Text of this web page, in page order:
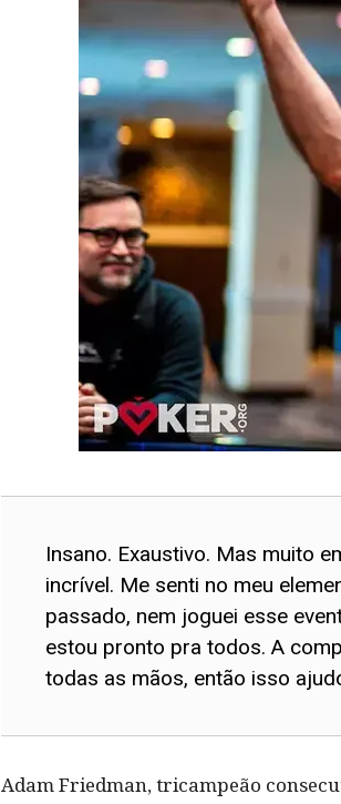
Insano. Exaustivo. Mas muito
incrível. Me senti no meu
passado, nem joguei esse
estou pronto pra todos. A
todas as mãos, então isso
Adam Friedman, tricampeão